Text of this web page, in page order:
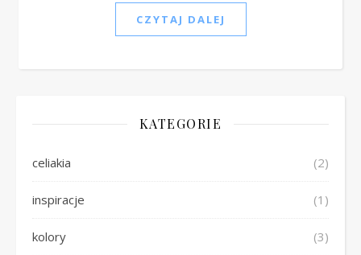
CZYTAJ DALEJ
KATEGORIE
celiakia (2)
inspiracje (1)
kolory (3)